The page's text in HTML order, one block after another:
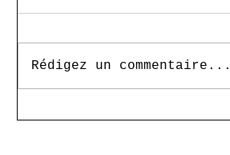
Exposition Philippe Motta
Rédigez un commentaire...